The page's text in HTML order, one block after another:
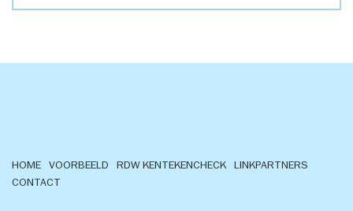
HOME VOORBEELD RDW KENTEKENCHECK
LINKPARTNERS
CONTACT